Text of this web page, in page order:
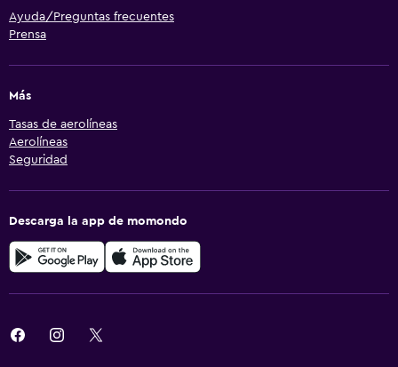
Ayuda/Preguntas frecuentes
Prensa
Más
Tasas de aerolíneas
Aerolíneas
Seguridad
Descarga la app de momondo